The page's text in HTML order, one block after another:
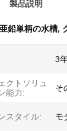
製品説明
亜鉛単柄の水槽,
3
クトソリュ
能力:
そ
スタイル: モ